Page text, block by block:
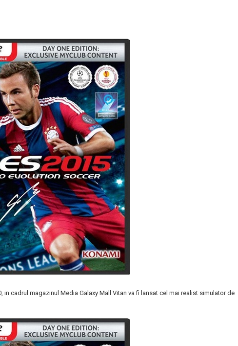
in cadrul magazinul Media Galaxy Mall Vitan va fi lansat cel mai realist simulator de